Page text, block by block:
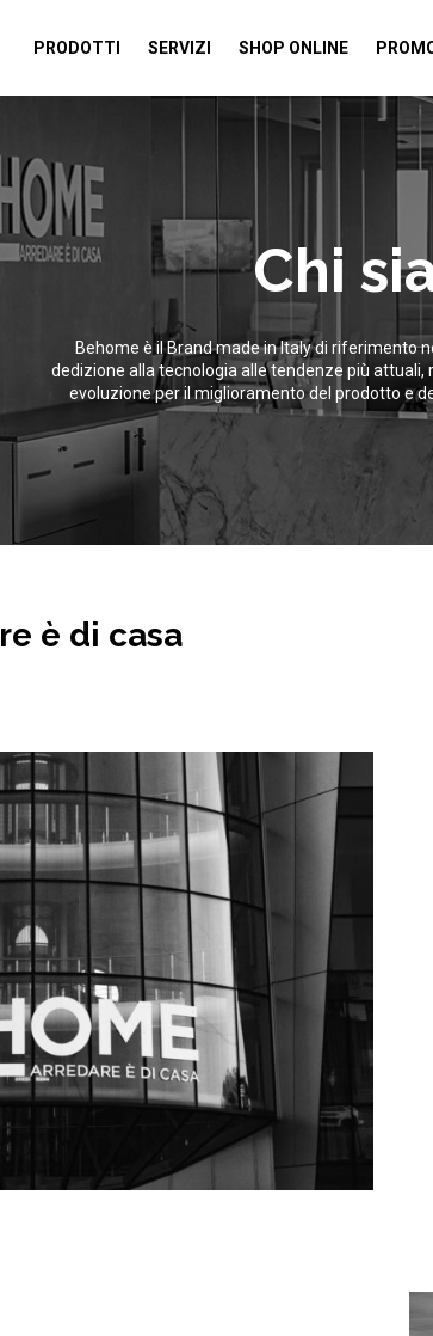
PRODOTTI SERVIZI SHOP ONLINE
Chi
Behome è il Brand made in Italy di riferimento
dedizione alla tecnologia alle tendenze più attuali,
evoluzione per il miglioramento del prodotto e
è di casa